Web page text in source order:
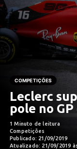
COMPETIÇÕES
Leclerc
pole no
1 Minuto de leitura
Competições
Publicado: 21/09/2019
Atualizado: 21/09/2019